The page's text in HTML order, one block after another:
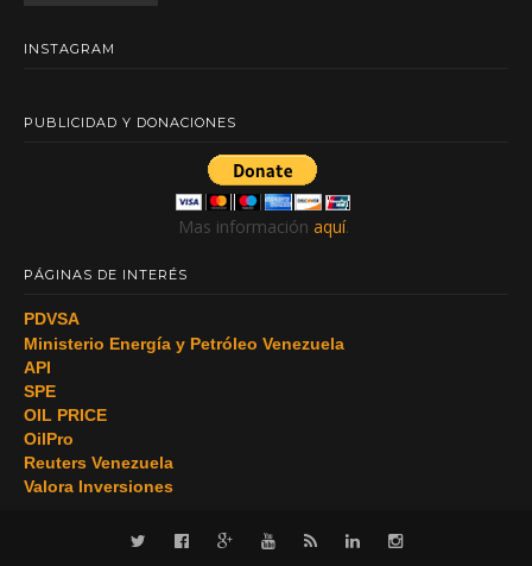
INSTAGRAM
PUBLICIDAD Y DONACIONES
Mas información aquí.
PÁGINAS DE INTERÉS
PDVSA
Ministerio Energía y Petróleo Venezuela
API
SPE
OIL PRICE
OilPro
Reuters Venezuela
Valora Inversiones